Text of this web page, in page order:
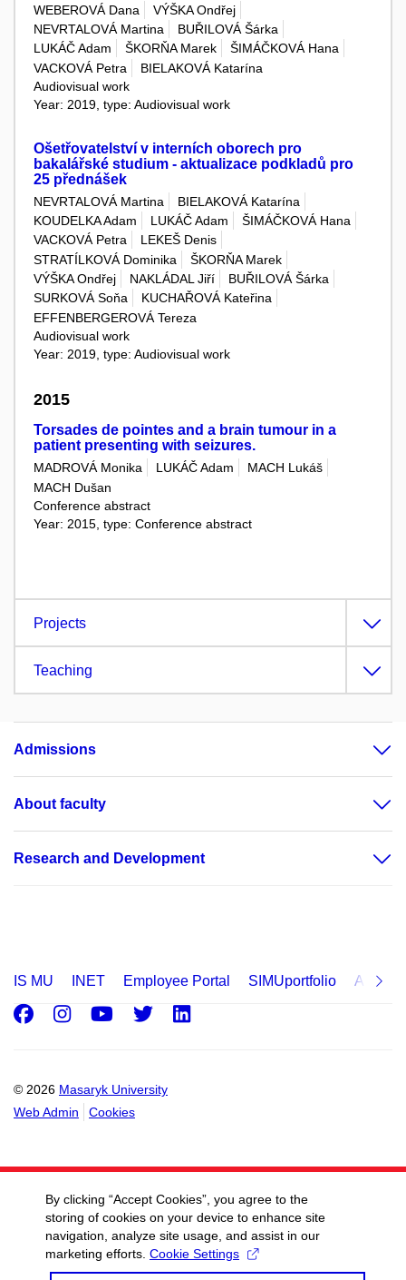
WEBEROVÁ Dana
VÝŠKA Ondřej
NEVRTALOVÁ Martina
BUŘILOVÁ Šárka
LUKÁČ Adam
ŠKORŇA Marek
ŠIMÁČKOVÁ Hana
VACKOVÁ Petra
BIELAKOVÁ Katarína
Audiovisual work
Year: 2019, type: Audiovisual work
Ošetřovatelství v interních oborech pro
bakalářské studium - aktualizace podkladů pro
25 přednášek
NEVRTALOVÁ Martina
BIELAKOVÁ Katarína
KOUDELKA Adam
LUKÁČ Adam
ŠIMÁČKOVÁ Hana
VACKOVÁ Petra
LEKEŠ Denis
STRATÍLKOVÁ Dominika
ŠKORŇA Marek
VÝŠKA Ondřej
NAKLÁDAL Jiří
BUŘILOVÁ Šárka
SURKOVÁ Soňa
KUCHAŘOVÁ Kateřina
EFFENBERGEROVÁ Tereza
Audiovisual work
Year: 2019, type: Audiovisual work
2015
Torsades de pointes and a brain tumour in a
patient presenting with seizures.
MADROVÁ Monika LUKÁČ Adam
MACH Lukáš
MACH Dušan
Conference abstract
Year: 2015, type: Conference abstract
Projects
Teaching
Admissions
About faculty
Research and Development
IS MU INET Employee Portal SIMUportfolio
© 2026 Masaryk University
Web Admin
Cookies
Facebook
Instagram
Youtube
Twitter
LinkedIn
By clicking “Accept Cookies”, you agree to the
storing of cookies on your device to enhance site
navigation, analyze site usage, and assist in our
marketing efforts. Cookie Settings